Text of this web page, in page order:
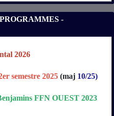
-
2026
semestre 2025 (maj 10/25)
FFN OUEST 2023